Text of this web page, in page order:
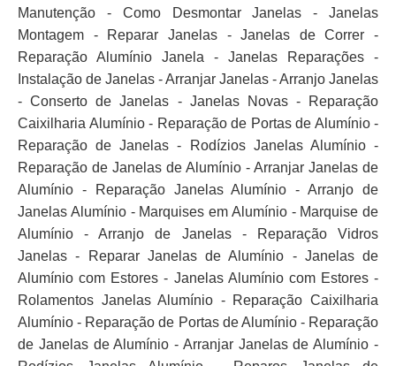
Manutenção - Como Desmontar Janelas - Janelas
Montagem - Reparar Janelas - Janelas de Correr -
Reparação Alumínio Janela - Janelas Reparações -
Instalação de Janelas - Arranjar Janelas - Arranjo Janelas
- Conserto de Janelas - Janelas Novas - Reparação
Caixilharia Alumínio - Reparação de Portas de Alumínio -
Reparação de Janelas - Rodízios Janelas Alumínio -
Reparação de Janelas de Alumínio - Arranjar Janelas de
Alumínio - Reparação Janelas Alumínio - Arranjo de
Janelas Alumínio - Marquises em Alumínio - Marquise de
Alumínio - Arranjo de Janelas - Reparação Vidros
Janelas - Reparar Janelas de Alumínio - Janelas de
Alumínio com Estores - Janelas Alumínio com Estores -
Rolamentos Janelas Alumínio - Reparação Caixilharia
Alumínio - Reparação de Portas de Alumínio - Reparação
de Janelas de Alumínio - Arranjar Janelas de Alumínio -